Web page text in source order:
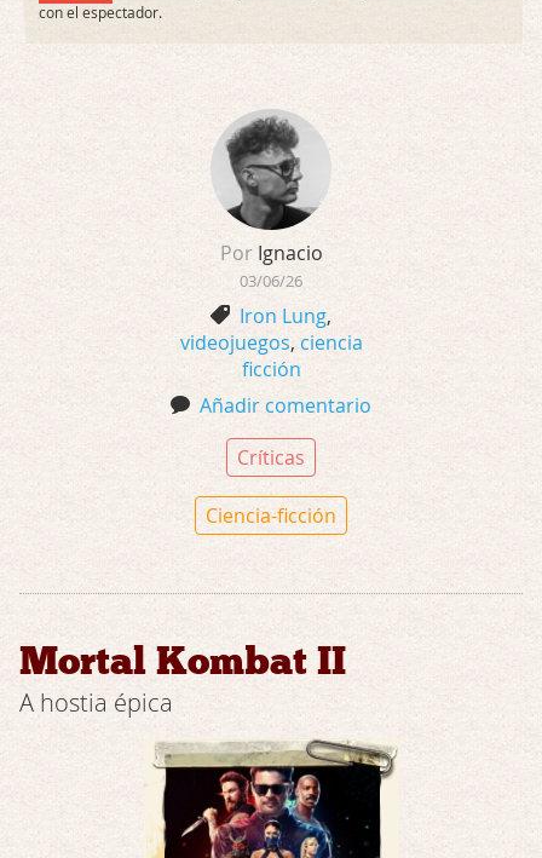
con el espectador.
PorIgnacio
03/06/26
Iron Lung,
videojuegos, ciencia
ficción
Añadir comentario
Críticas
Ciencia-ficción
Mortal Kombat II
A hostia épica